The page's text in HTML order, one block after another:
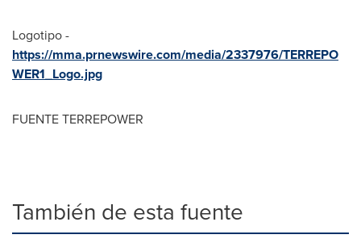
Logotipo -
https://mma.prnewswire.com/media/2337976/TERREPO
WER1_Logo.jpg
FUENTE TERREPOWER
También de esta fuente